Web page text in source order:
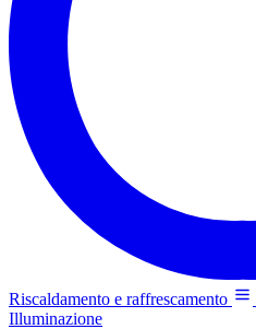
Riscaldamento e raffrescamento
Illuminazione